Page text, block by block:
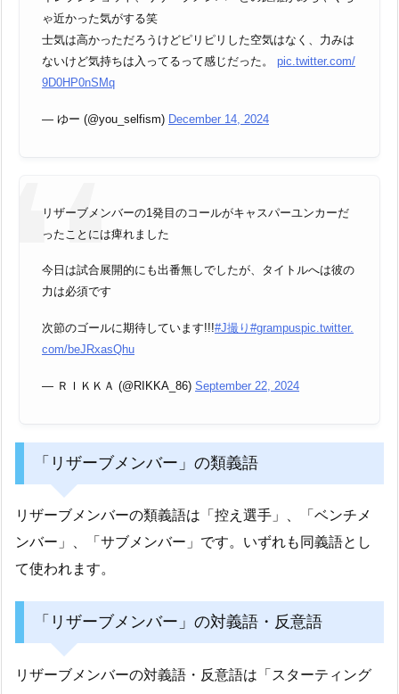
ゃ近かった気がする笑
士気は高かっただろうけどピリピリした空気はなく、力みは
ないけど気持ちは入ってるって感じだった。 pic.twitter.com/
9D0HP0nSMq
— ゆー (@you_selfism) December 14, 2024
リザーブメンバーの1発目のコールがキャスパーユンカーだ
ったことには痺れました
今日は試合展開的にも出番無しでしたが、タイトルへは彼の
力は必須です
次節のゴールに期待しています!!!#J撮り #grampuspic.twitter.
com/beJRxasQhu
— ＲＩＫＫＡ (@RIKKA_86) September 22, 2024
「リザーブメンバー」の類義語
リザーブメンバーの類義語は「控え選手」、「ベンチメ
ンバー」、「サブメンバー」です。いずれも同義語とし
て使われます。
「リザーブメンバー」の対義語・反意語
リザーブメンバーの対義語・反意語は「スターティング